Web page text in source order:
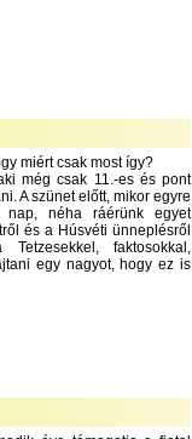
miért csak most így?
még csak 11.-es és pont
A szünet előtt, mikor egyre
nap, néha ráérünk egyet
és a Húsvéti ünneplésről
faktosokkal,
egy nagyot, hogy ez is